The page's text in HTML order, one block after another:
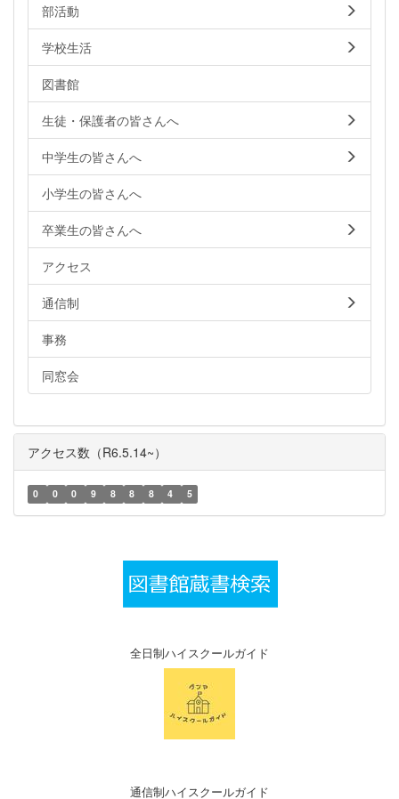
部活動
学校生活
図書館
生徒・保護者の皆さんへ
中学生の皆さんへ
小学生の皆さんへ
卒業生の皆さんへ
アクセス
通信制
事務
同窓会
アクセス数（R6.5.14~）
0 0 0 9 8 8 8 4 5
全日制ハイスクールガイド
通信制ハイスクールガイド